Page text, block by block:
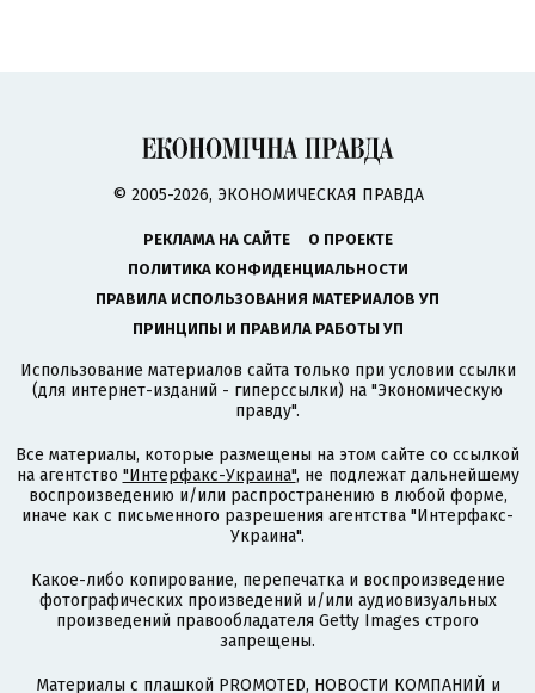
© 2005-2026, ЭКОНОМИЧЕСКАЯ ПРАВДА
РЕКЛАМА НА САЙТЕ
О ПРОЕКТЕ
ПОЛИТИКА КОНФИДЕНЦИАЛЬНОСТИ
ПРАВИЛА ИСПОЛЬЗОВАНИЯ МАТЕРИАЛОВ УП
ПРИНЦИПЫ И ПРАВИЛА РАБОТЫ УП
Использование материалов сайта только при условии ссылки
(для интернет-изданий - гиперссылки) на "Экономическую
правду".
Все материалы, которые размещены на этом сайте со ссылкой
на агентство "Интерфакс-Украина", не подлежат дальнейшему
воспроизведению и/или распространению в любой форме,
иначе как с письменного разрешения агентства "Интерфакс-
Украина".
Какое-либо копирование, перепечатка и воспроизведение
фотографических произведений и/или аудиовизуальных
произведений правообладателя Getty Images строго
запрещены.
Материалы с плашкой PROMOTED, НОВОСТИ КОМПАНИЙ и